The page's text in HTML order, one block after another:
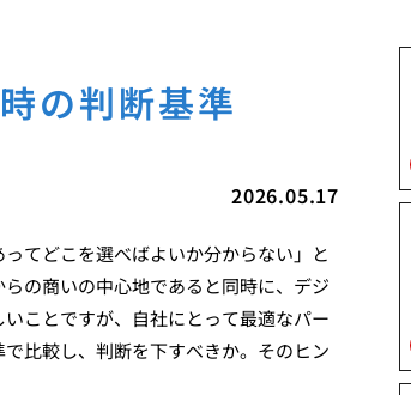
の判断基準
2026.05.17
てどこを選べばよいか分からない」と
の商いの中心地であると同時に、デジ
ことですが、自社にとって最適なパー
比較し、判断を下すべきか。そのヒン